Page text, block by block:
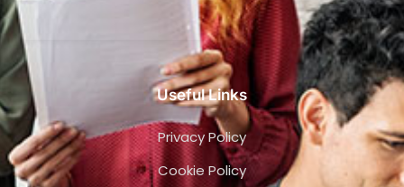
Useful Links
Privacy Policy
Cookie Policy